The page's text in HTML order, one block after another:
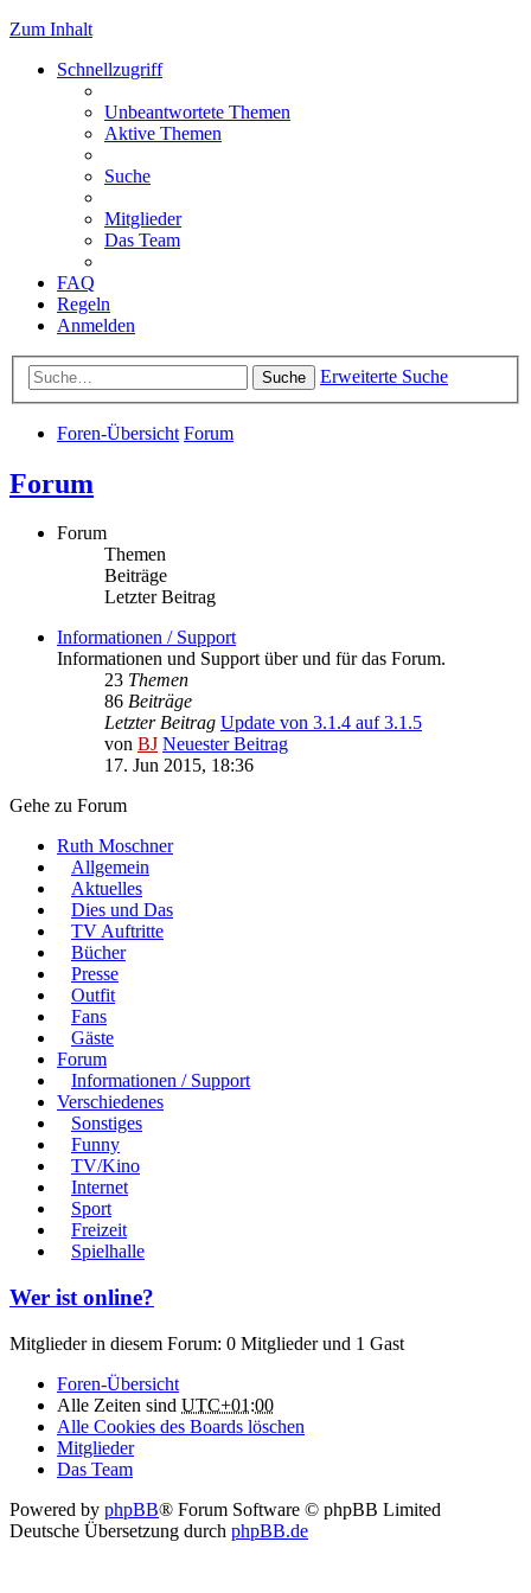
Zum Inhalt
Schnellzugriff
Unbeantwortete Themen
Aktive Themen
Suche
Mitglieder
Das Team
FAQ
Regeln
Anmelden
Suche Erweiterte Suche
Foren-Übersicht Forum
Forum
Forum
Themen
Beiträge
Letzter Beitrag
Informationen / Support
Informationen und Support über und für das Forum.
23 Themen
86 Beiträge
Letzter Beitrag Update von 3.1.4 auf 3.1.5
von BJ Neuester Beitrag
17. Jun 2015, 18:36
Gehe zu Forum
Ruth Moschner
Allgemein
Aktuelles
Dies und Das
TV Auftritte
Bücher
Presse
Outfit
Fans
Gäste
Forum
Informationen / Support
Verschiedenes
Sonstiges
Funny
TV/Kino
Internet
Sport
Freizeit
Spielhalle
Wer ist online?
Mitglieder in diesem Forum: 0 Mitglieder und 1 Gast
Foren-Übersicht
Alle Zeiten sind UTC+01:00
Alle Cookies des Boards löschen
Mitglieder
Das Team
Powered by phpBB® Forum Software © phpBB Limited
Deutsche Übersetzung durch phpBB.de